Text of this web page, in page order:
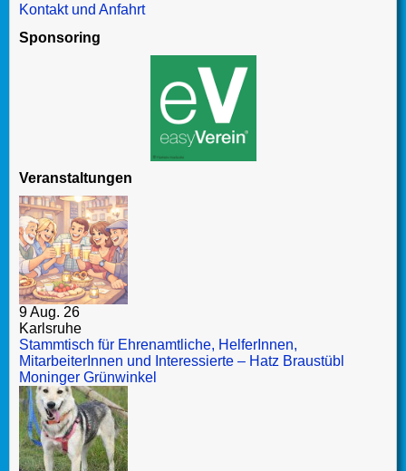
Kontakt und Anfahrt
Sponsoring
Veranstaltungen
9 Aug. 26
Karlsruhe
Stammtisch für Ehrenamtliche, HelferInnen,
MitarbeiterInnen und Interessierte – Hatz Braustübl
Moninger Grünwinkel